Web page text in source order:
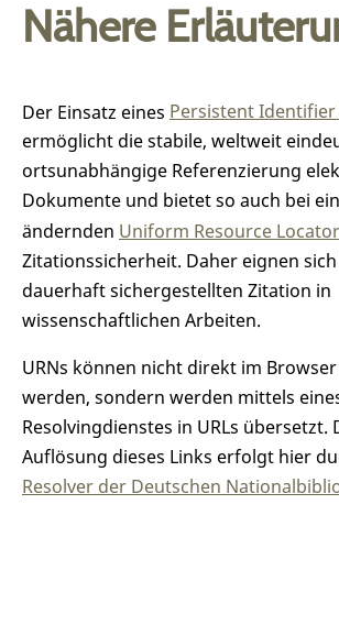
Nähere
Der Einsatz eines Persistent Identifier
ermöglicht die stabile, weltweit
ortsunabhängige Referenzierung
Dokumente und bietet so auch bei
ändernden Uniform Resource
Zitationssicherheit. Daher eignen
dauerhaft sichergestellten Zitation in
wissenschaftlichen Arbeiten.
URNs können nicht direkt im
werden, sondern werden mittels
Resolvingdienstes in URLs übersetzt.
Auflösung dieses Links erfolgt hier
Resolver der Deutschen